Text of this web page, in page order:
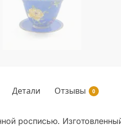
Детали Отзывы 0
росписью.